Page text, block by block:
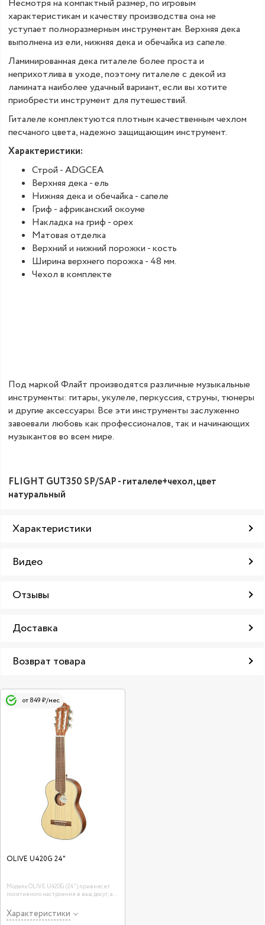
Несмотря на компактный размер, по игровым
характеристикам и качеству производства она не
уступает полноразмерным инструментам. Верхняя дека
выполнена из ели, нижняя дека и обечайка из сапеле.
Ламинированная дека гиталеле более проста и
неприхотлива в уходе, поэтому гиталеле с декой из
ламината наиболее удачный вариант, если вы хотите
приобрести инструмент для путешествий.
Гиталеле комплектуются плотным качественным чехлом
песчаного цвета, надежно защищающим инструмент.
Характеристики:
Строй - ADGCEA
Верхняя дека - ель
Нижняя дека и обечайка - сапеле
Гриф - африканский окоуме
Накладка на гриф - орех
Матовая отделка
Верхний и нижний порожки - кость
Ширина верхнего порожка - 48 мм.
Чехол в комплекте
Под маркой Флайт производятся различные музыкальные
инструменты: гитары, укулеле, перкуссия, струны, тюнеры
и другие аксессуары. Все эти инструменты заслуженно
завоевали любовь как профессионалов, так и начинающих
музыкантов во всем мире.
FLIGHT GUT350 SP/SAP - гиталеле+чехол, цвет
натуральный
Характеристики
Видео
Отзывы
Доставка
Возврат товара
от 849 ₽/мес
OLIVE U420G 24"
Модель OLIVE U420G (24") привнесет
позитивного настроения в ваш досуг, а
звучания, то именно размер укулеле 24"
нередко называют оптимальной,
Характеристики